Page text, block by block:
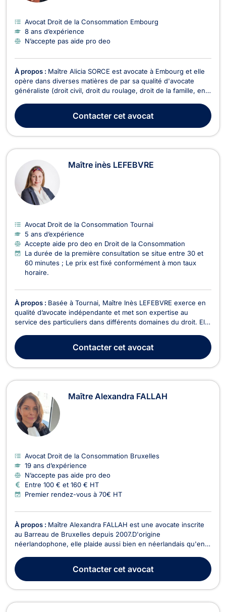
Avocat Droit de la Consommation Embourg
8 ans d’expérience
N’accepte pas aide pro deo
À propos : Maître Alicia SORCE est avocate à Embourg et elle
opère dans diverses matières de par sa qualité d'avocate
généraliste (droit civil, droit du roulage, droit de la famille, en
concurrence, en droit des sociétés, en droit pénal, en droit du
dommage corporel, droit de la ...
Contactercet avocat
Maître inès LEFEBVRE
Avocat Droit de la Consommation Tournai
5 ans d’expérience
Accepte aide pro deo en Droit de la Consommation
La durée de la première consultation se situe entre 30 et
60 minutes ; Le prix est fixé conformément à mon taux
horaire.
À propos : Basée à Tournai, Maître Inès LEFEBVRE exerce en
qualité d’avocate indépendante et met son expertise au
service des particuliers dans différents domaines du droit. Elle
(accident de circulation, conduite en état d'ivresse, sous
stupéfiants, délit de fuite,...) ;En dro...
Contactercet avocat
Maître Alexandra FALLAH
Avocat Droit de la Consommation Bruxelles
19 ans d’expérience
N’accepte pas aide pro deo
Entre 100 € et 160 € HT
Premier rendez-vous à 70€ HT
À propos : Maître Alexandra FALLAH est une avocate inscrite
au Barreau de Bruxelles depuis 2007.D'origine
néerlandophone, elle plaide aussi bien en néerlandais qu'en
voisinage, en droit de la circulation routière, en droit des
étrangers et en droit de la consommation. Maî...
Contactercet avocat